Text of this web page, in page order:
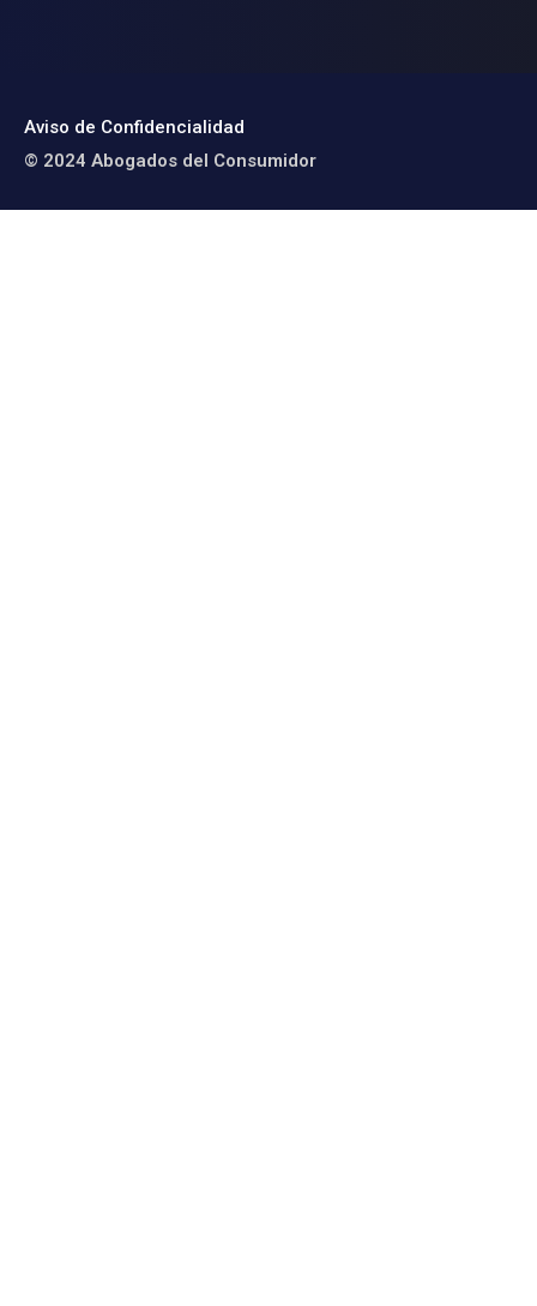
Aviso de Confidencialidad
© 2024 Abogados del Consumidor